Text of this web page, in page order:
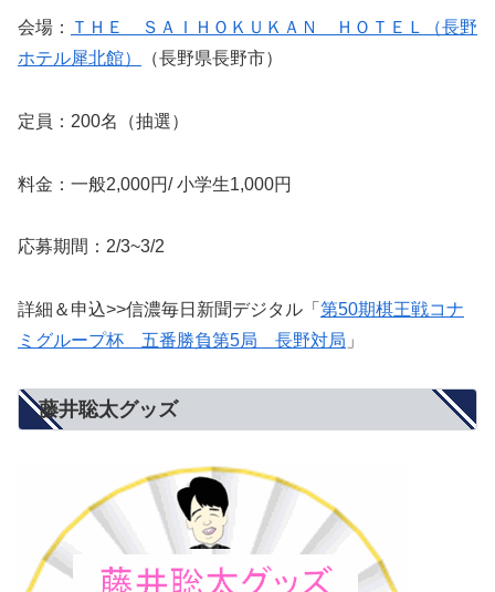
会場：
ＴＨＥ ＳＡＩＨＯＫＵＫＡＮ ＨＯＴＥＬ（長野
ホテル犀北館）
（長野県長野市）
定員：200名（抽選）
料金：一般2,000円/ 小学生1,000円
応募期間：2/3~3/2
詳細＆申込>>信濃毎日新聞デジタル「 第50期棋王戦コナ
ミグループ杯 五番勝負第5局 長野対局 」
藤井聡太グッズ